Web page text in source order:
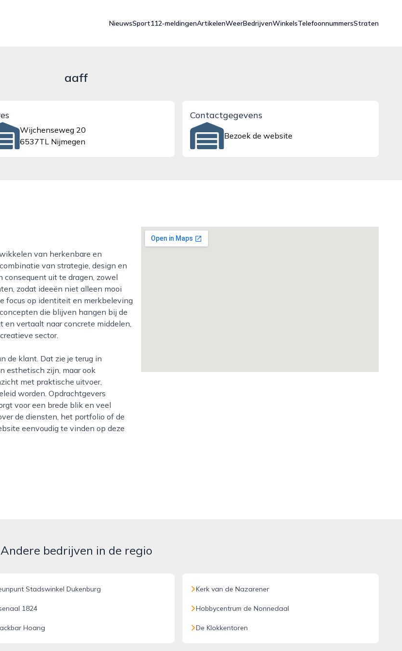
NieuwsSport112-meldingenArtikelenWeerBedrijvenWinkelsTelefoonnummersStraten
aaff
Wijchenseweg 20
6537TL Nijmegen
Contactgegevens
Bezoek de website
van strategie, design en
uit te dragen, zowel
zodat ideeën niet alleen mooi
focus op identiteit en merkbeleving
die blijven hangen bij de
en vertaalt naar concrete middelen,
sector.
esthetisch zijn, maar ook
met praktische uitvoer,
worden. Opdrachtgevers
voor een brede blik en veel
de diensten, het portfolio of de
eenvoudig te vinden op deze
Andere bedrijven in de regio
Stadswinkel Dukenburg
1824
Hoang
Kerk van de Nazarener
Hobbycentrum de Nonnedaal
De Klokkentoren